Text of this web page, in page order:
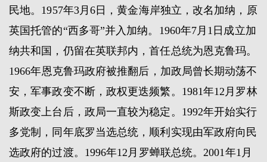
民地。1957年3月6日，黄金海岸独立，改名加纳，原
英国托管的“西多哥”并入加纳。1960年7月1日成立加
纳共和国，仍留在英联邦内，首任总统为恩克鲁玛。
1966年恩克鲁玛政府被推翻后，加政局曾长期动荡不
安，军事政变不断，政权更迭频繁。1981年12月罗林
斯政变上台后，政局一直较为稳定。1992年开始实行
多党制，同年底罗当选总统，顺利实现由军政府向民
选政府的过渡。1996年12月罗蝉联总统。2001年1月